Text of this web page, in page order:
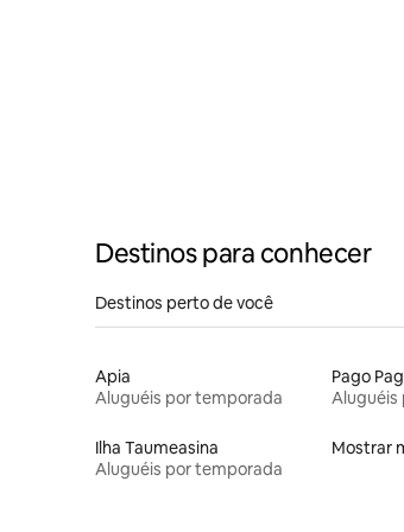
Destinos para conhecer
Destinos perto de você
Apia
Aluguéis por temporada
Pago
Aluguéis
Ilha Taumeasina
Aluguéis por temporada
Mostrar